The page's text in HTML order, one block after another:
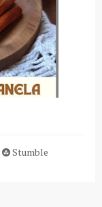
Stumble